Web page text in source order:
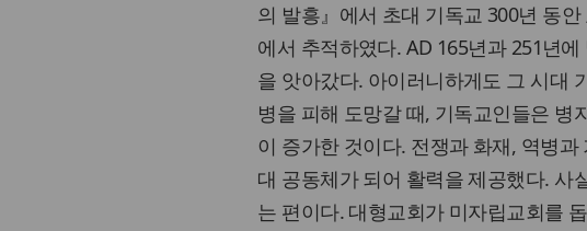
의 발흥』에서 초대 기독교 300년 동
에서 추적하였다. AD 165년과 251년
을 앗아갔다. 아이러니하게도 그 시대
병을 피해 도망갈 때, 기독교인들은 병
이 증가한 것이다. 전쟁과 화재, 역병
대 공동체가 되어 활력을 제공했다. 사
는 편이다. 대형교회가 미자립교회를